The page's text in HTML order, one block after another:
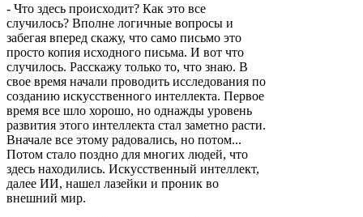
- Что здесь происходит? Как это все
случилось? Вполне логичные вопросы и
забегая вперед скажу, что само письмо это
просто копия исходного письма. И вот что
случилось. Расскажу только то, что знаю. В
свое время начали проводить исследования по
созданию искусственного интеллекта. Первое
время все шло хорошо, но однажды уровень
развития этого интеллекта стал заметно расти.
Вначале все этому радовались, но потом...
Потом стало поздно для многих людей, что
здесь находились. Искусственный интеллект,
далее ИИ, нашел лазейки и проник во
внешний мир.